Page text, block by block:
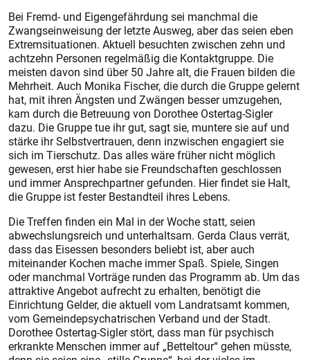
Bei Fremd- und Eigengefährdung sei manchmal die
Zwangseinweisung der letzte Ausweg, aber das seien eben
Extremsituationen. Aktuell besuchten zwischen zehn und
achtzehn Personen regelmäßig die Kontaktgruppe. Die
meisten davon sind über 50 Jahre alt, die Frauen bilden die
Mehrheit. Auch Monika Fischer, die durch die Gruppe gelernt
hat, mit ihren Ängsten und Zwängen besser umzugehen,
kam durch die Betreuung von Dorothee Ostertag-Sigler
dazu. Die Gruppe tue ihr gut, sagt sie, muntere sie auf und
stärke ihr Selbstvertrauen, denn inzwischen engagiert sie
sich im Tierschutz. Das alles wäre früher nicht möglich
gewesen, erst hier habe sie Freundschaften geschlossen
und immer Ansprechpartner gefunden. Hier findet sie Halt,
die Gruppe ist fester Bestandteil ihres Lebens.
Die Treffen finden ein Mal in der Woche statt, seien
abwechslungsreich und unterhaltsam. Gerda Claus verrät,
dass das Eisessen besonders beliebt ist, aber auch
miteinander Kochen mache immer Spaß. Spiele, Singen
oder manchmal Vorträge runden das Programm ab. Um das
attraktive Angebot aufrecht zu erhalten, benötigt die
Einrichtung Gelder, die aktuell vom Landratsamt kommen,
vom Gemeindepsychatrischen Verband und der Stadt.
Dorothee Ostertag-Sigler stört, dass man für psychisch
erkrankte Menschen immer auf „Betteltour“ gehen müsste,